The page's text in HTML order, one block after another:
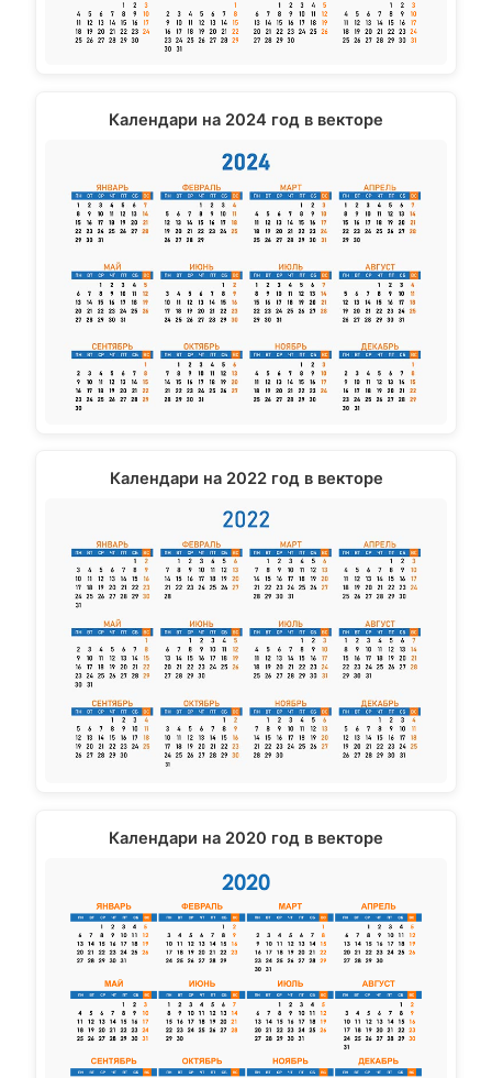
Календари на 2024 год в векторе
Календари на 2022 год в векторе
Календари на 2020 год в векторе